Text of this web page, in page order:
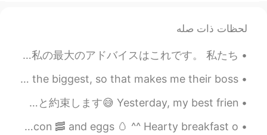
لحظات ذات صله
私はいつも不安を抱えている子供だったので、自分を見つける唯一の方法は、可能な限り最悪の事を考えて身を置くことでした。 世界のすべての人に与える私の最大のアドバイスはこれです。 私たち...
All the brothers and sisters are gathered here. I’m the biggest, so that makes me their boss. :) ...
昨日は、親友とどら焼きやお好み焼きを作りました！ちびどら焼きも作りました笑〜 お好み焼きがちょっと見にくいですけど、美味しかったと約束します😅 Yesterday, my best frien...
Good morning it’s Tuesday! Today’s breakfast 🍳 sausages bacon 🥓 and eggs 🥚 ^^ Hearty breakfast o...